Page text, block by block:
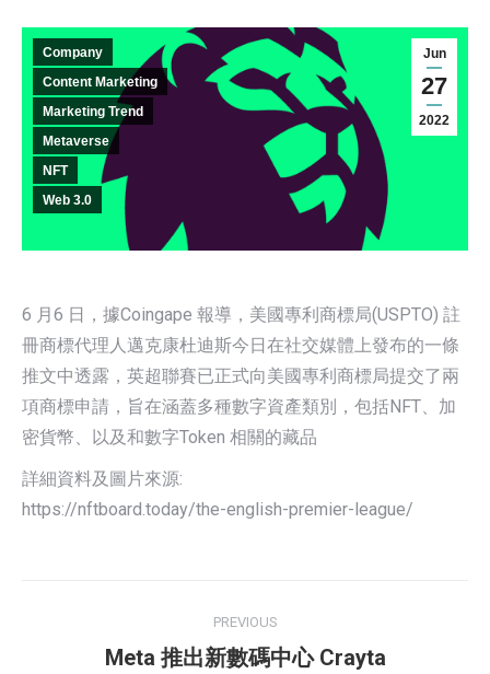
Jun
27
2022
Company
Content Marketing
Marketing Trend
Metaverse
NFT
Web 3.0
6 月6 日，據Coingape 報導，美國專利商標局(USPTO) 註
冊商標代理人邁克康杜迪斯今日在社交媒體上發布的一條
推文中透露，英超聯賽已正式向美國專利商標局提交了兩
項商標申請，旨在涵蓋多種數字資產類別，包括NFT、加
密貨幣、以及和數字Token 相關的藏品
詳細資料及圖片來源:
https://nftboard.today/the-english-premier-league/
navigation
PREVIOUS
Previous
Meta 推出新數碼中心 Crayta